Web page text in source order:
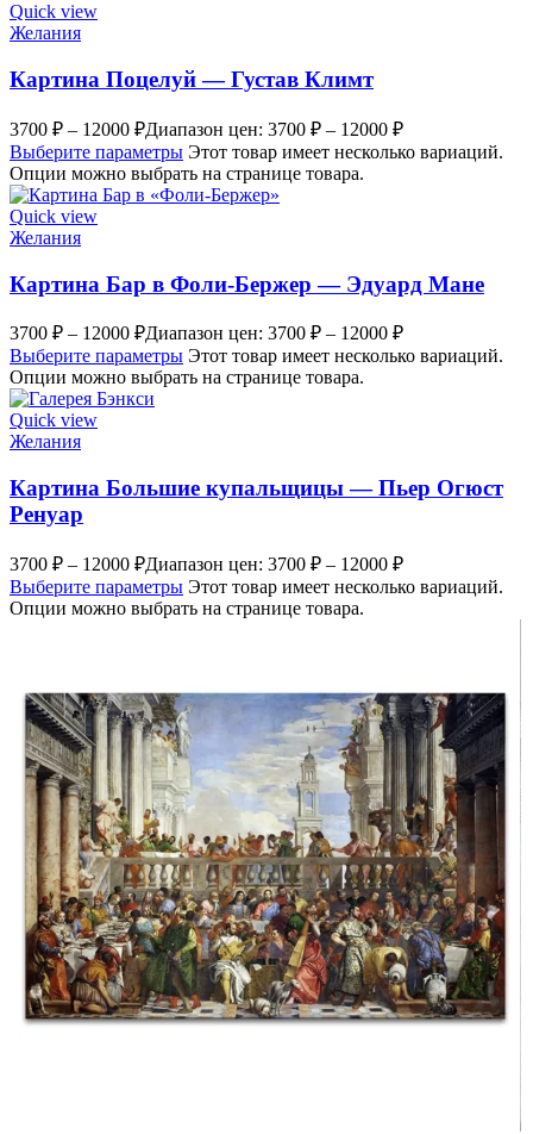
Quick view
Желания
Картина Поцелуй — Густав Климт
3700 ₽ – 12000 ₽Диапазон цен: 3700 ₽ – 12000 ₽
Выберите параметры Этот товар имеет несколько вариаций.
Опции можно выбрать на странице товара.
Quick view
Желания
Картина Бар в Фоли-Бержер — Эдуард Мане
3700 ₽ – 12000 ₽Диапазон цен: 3700 ₽ – 12000 ₽
Выберите параметры Этот товар имеет несколько вариаций.
Опции можно выбрать на странице товара.
Quick view
Желания
Картина Большие купальщицы — Пьер Огюст
Ренуар
3700 ₽ – 12000 ₽Диапазон цен: 3700 ₽ – 12000 ₽
Выберите параметры Этот товар имеет несколько вариаций.
Опции можно выбрать на странице товара.